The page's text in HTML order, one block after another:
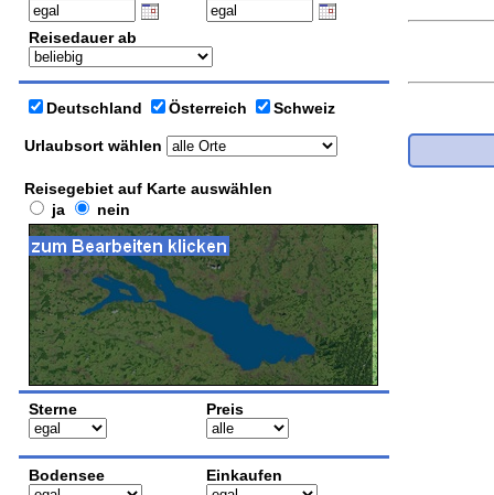
Reisedauer ab
Urlaubsort wählen
Deutschland Österreich Schweiz
Reisegebiet auf Karte auswählen
ja
nein
Sterne Preis
Bodensee Einkaufen